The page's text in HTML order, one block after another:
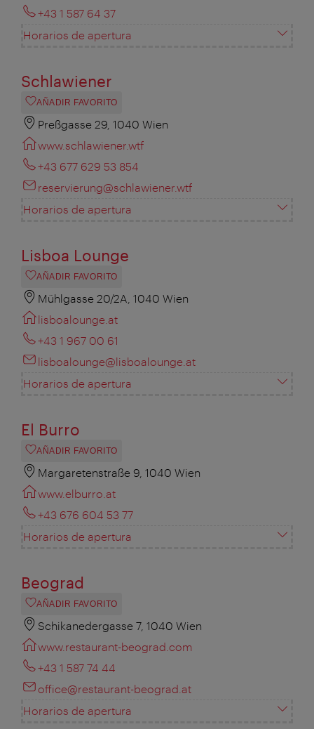
+43 1 587 64 37
Horarios de apertura
Schlawiener
AÑADIR FAVORITO
Preßgasse 29, 1040 Wien
www.schlawiener.wtf
+43 677 629 53 854
reservierung@schlawiener.wtf
Horarios de apertura
Lisboa Lounge
AÑADIR FAVORITO
Mühlgasse 20/2A, 1040 Wien
lisboalounge.at
+43 1 967 00 61
lisboalounge@lisboalounge.at
Horarios de apertura
El Burro
AÑADIR FAVORITO
Margaretenstraße 9, 1040 Wien
www.elburro.at
+43 676 604 53 77
Horarios de apertura
Beograd
AÑADIR FAVORITO
Schikanedergasse 7, 1040 Wien
www.restaurant-beograd.com
+43 1 587 74 44
office@restaurant-beograd.at
Horarios de apertura